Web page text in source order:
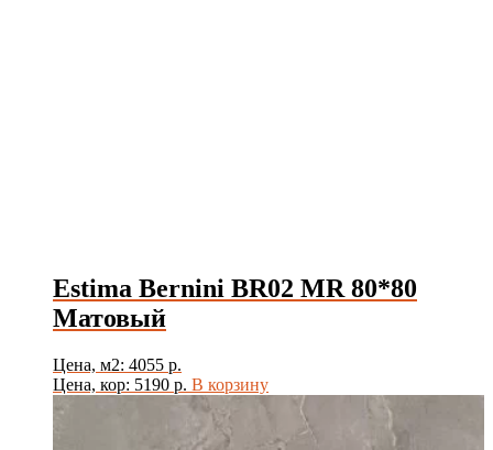
Estima Bernini BR02 MR 80*80
Матовый
Цена, м2: 4055 р.
Цена, кор: 5190 р. В корзину